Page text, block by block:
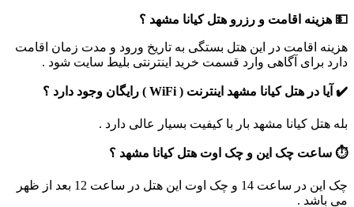
💵 هزینه اقامت و رزرو هتل کیانا مشهد ؟
هزینه اقامت در این هتل بستگی به تاریخ ورود و مدت زمان اقامت
دارد برای آگاهی وارد قسمت خرید اینترنتی بلیط سایت شود .
✔️ آیا در هتل کیانا مشهد اینترنت ( WiFi ) رایگان وجود دارد ؟
بله هتل کیانا مشهد بار با کیفیت بسیار عالی دارد .
⏱️ ساعت چک این و چک اوت هتل کیانا مشهد ؟
چک این در ساعت 14 و چک اوت این هتل در ساعت 12 بعد از ظهر
می باشد .